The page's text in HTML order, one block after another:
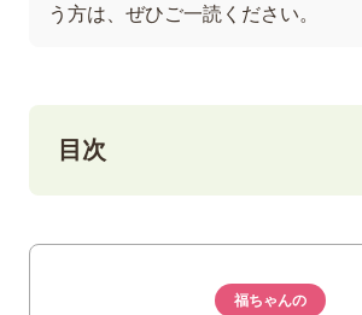
う方は、ぜひご一読ください。
目次
福ちゃんの